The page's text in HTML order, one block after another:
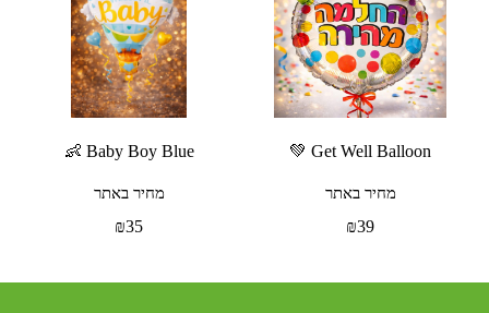
Get Well Balloon 💚
מחיר באתר
₪39
Baby Boy Blue 👶
מחיר באתר
₪35